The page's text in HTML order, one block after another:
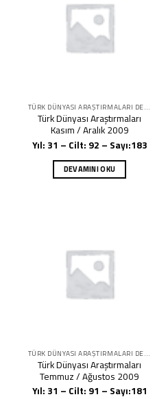
TÜRK DÜNYASI ARAŞTIRMALARI DERGISI
Türk Dünyası Araştırmaları
Kasım / Aralık 2009
Yıl: 31 – Cilt: 92 – Sayı:183
DEVAMINI OKU
TÜRK DÜNYASI ARAŞTIRMALARI DERGISI
Türk Dünyası Araştırmaları
Temmuz / Ağustos 2009
Yıl: 31 – Cilt: 91 – Sayı:181